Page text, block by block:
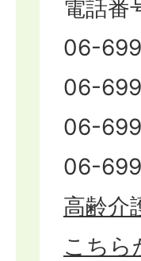
電話番
06-
06-
06-
06-
高齢介
こちら